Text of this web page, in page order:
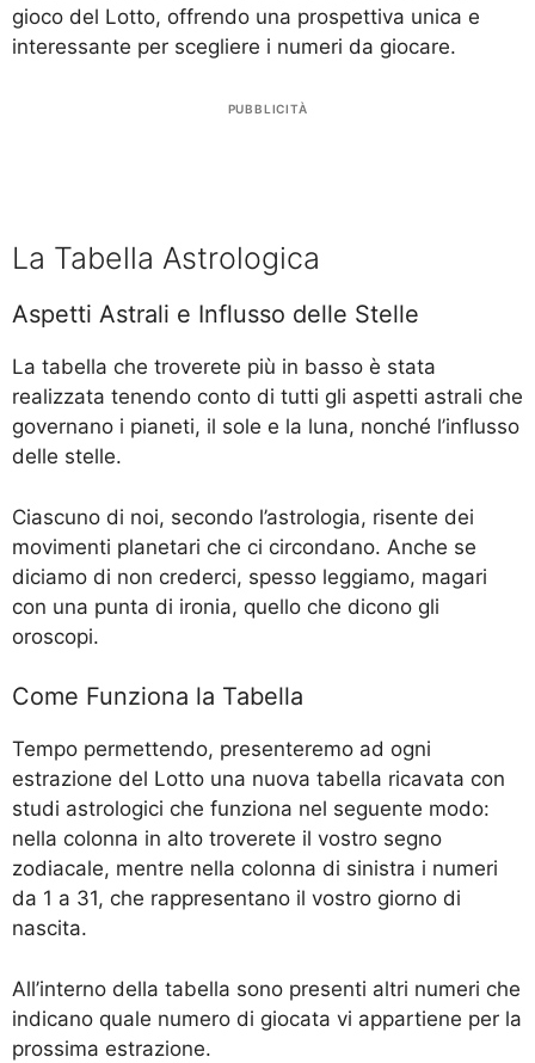
gioco del Lotto, offrendo una prospettiva unica e
interessante per scegliere i numeri da giocare.
PUBBLICITÀ
La Tabella Astrologica
Aspetti Astrali e Influsso delle Stelle
La tabella che troverete più in basso è stata
realizzata tenendo conto di tutti gli aspetti astrali che
governano i pianeti, il sole e la luna, nonché l’influsso
delle stelle.
Ciascuno di noi, secondo l’astrologia, risente dei
movimenti planetari che ci circondano. Anche se
diciamo di non crederci, spesso leggiamo, magari
con una punta di ironia, quello che dicono gli
oroscopi.
Come Funziona la Tabella
Tempo permettendo, presenteremo ad ogni
estrazione del Lotto una nuova tabella ricavata con
studi astrologici che funziona nel seguente modo:
nella colonna in alto troverete il vostro segno
zodiacale, mentre nella colonna di sinistra i numeri
da 1 a 31, che rappresentano il vostro giorno di
nascita.
All’interno della tabella sono presenti altri numeri che
indicano quale numero di giocata vi appartiene per la
prossima estrazione.